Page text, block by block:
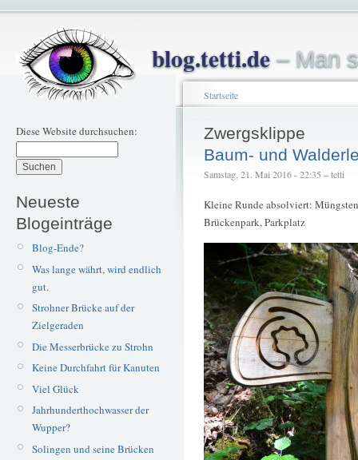
blog.tetti.de– Man
Diese Website durchsuchen:
Neueste
Blogeinträge
Blog-Ende?
Was lange währt, wird endlich
gut.
Strohner Brücke auf der
Zielgeraden
Die Messerbrücke zu Strohn
Keine Durchfahrt für Kanuten
Viel Glück
Jahrhunderthochwasser der
Wupper?
Solingen und seine Brücken
Startseite
Zwergsklippe
Baum- und
Samstag, 21. Mai 2016 - 22:35 – tetti
Kleine Runde absolviert:
Brückenpark, Parkplatz